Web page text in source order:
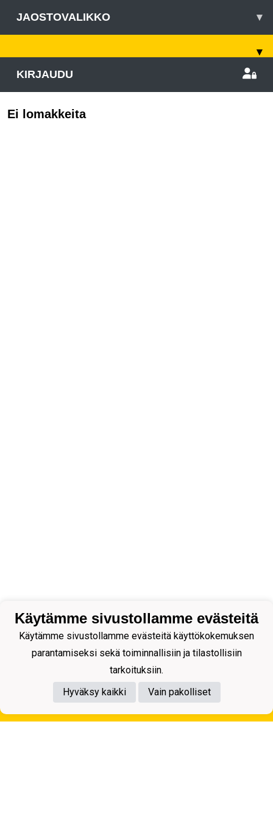
JAOSTOVALIKKO ▾
▾
KIRJAUDU
Ei lomakkeita
Tietosuojaseloste
Käytämme sivustollamme evästeitä
Käytämme sivustollamme evästeitä käyttökokemuksen
parantamiseksi sekä toiminnallisiin ja tilastollisiin
tarkoituksiin.
Hyväksy kaikki
Vain pakolliset